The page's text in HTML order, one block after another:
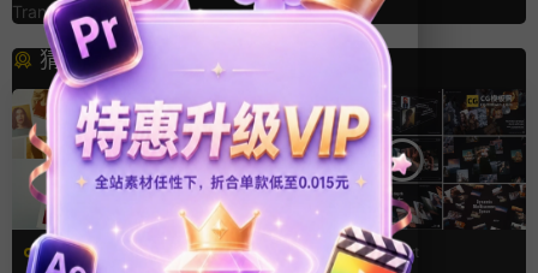
Transitions Pack
猜你喜欢
AE模板
PR基本图形mogrt